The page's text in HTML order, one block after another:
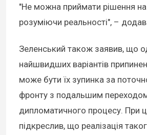
"Не можна приймати рішення на
розуміючи реальності", –
Зеленський також заявив, що
найшвидших варіантів
може бути їх зупинка за
фронту з подальшим
дипломатичного процесу. При
підкреслив, що реалізація